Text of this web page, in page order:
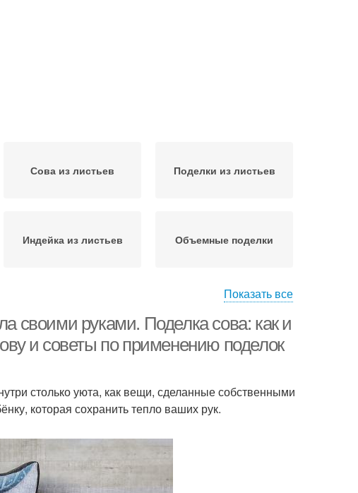
Сова из листьев Поделки из листьев
Индейка из листьев Объемные поделки
Аппликация из осенних
листьев
пластиковой бутылки
одноразовых ложек
Показать все
своими руками. Поделка сова: как и
и советы по применению поделок
столько уюта, как вещи, сделанные собственными
которая сохранить тепло ваших рук.